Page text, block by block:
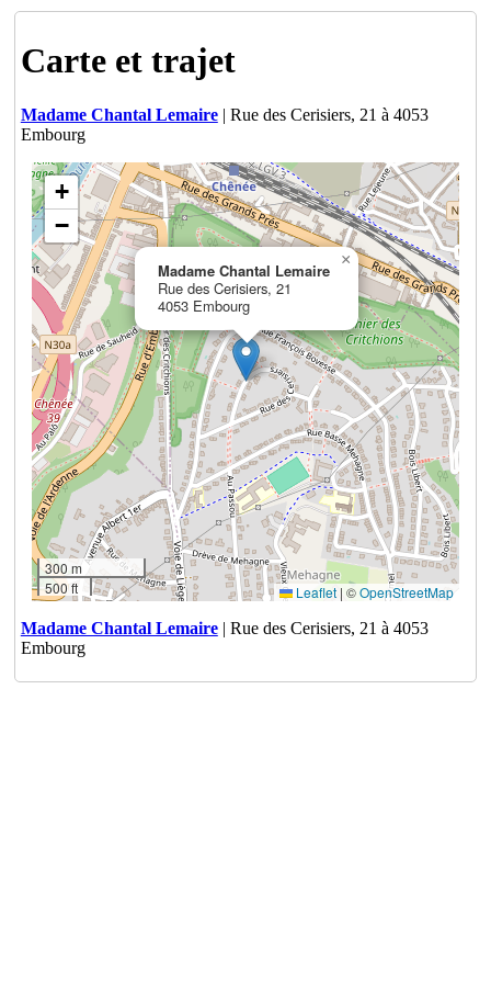
Carte et trajet
Madame Chantal Lemaire| Rue des Cerisiers, 21 à 4053
Embourg
Madame Chantal Lemaire
Rue des Cerisiers, 21
4053 Embourg
×
+
−
300 m
500 ft
Leaflet | ©OpenStreetMap
Madame Chantal Lemaire| Rue des Cerisiers, 21 à 4053
Embourg